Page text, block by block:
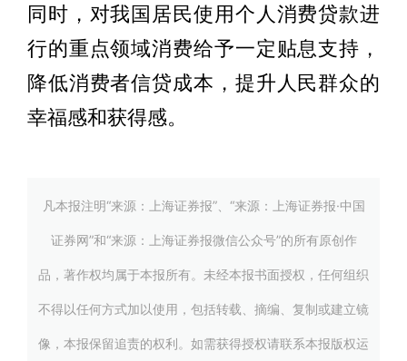
同时，对我国居民使用个人消费贷款进
行的重点领域消费给予一定贴息支持，
降低消费者信贷成本，提升人民群众的
幸福感和获得感。
凡本报注明“来源：上海证券报”、“来源：上海证券报·中国
证券网”和“来源：上海证券报微信公众号”的所有原创作
品，著作权均属于本报所有。未经本报书面授权，任何组织
不得以任何方式加以使用，包括转载、摘编、复制或建立镜
像，本报保留追责的权利。如需获得授权请联系本报版权运